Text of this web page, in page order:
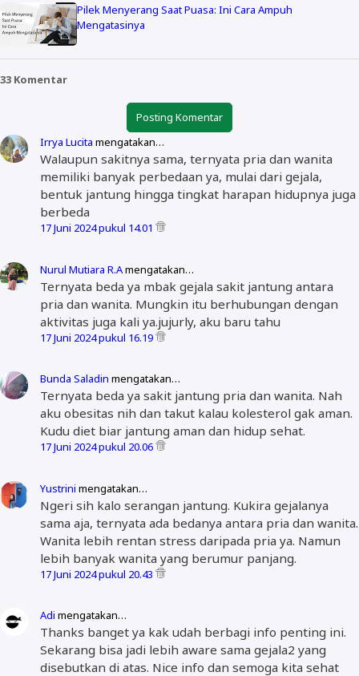
Pilek Menyerang Saat Puasa: Ini Cara Ampuh
Mengatasinya
33 Komentar
Posting Komentar
Irrya Lucita mengatakan…
Walaupun sakitnya sama, ternyata pria dan wanita
memiliki banyak perbedaan ya, mulai dari gejala,
bentuk jantung hingga tingkat harapan hidupnya juga
berbeda
17 Juni 2024 pukul 14.01
Nurul Mutiara R.Amengatakan…
Ternyata beda ya mbak gejala sakit jantung antara
pria dan wanita. Mungkin itu berhubungan dengan
aktivitas juga kali ya.jujurly, aku baru tahu
17 Juni 2024 pukul 16.19
Bunda Saladin mengatakan…
Ternyata beda ya sakit jantung pria dan wanita. Nah
aku obesitas nih dan takut kalau kolesterol gak aman.
Kudu diet biar jantung aman dan hidup sehat.
17 Juni 2024 pukul 20.06
Yustrini mengatakan…
Ngeri sih kalo serangan jantung. Kukira gejalanya
sama aja, ternyata ada bedanya antara pria dan wanita.
Wanita lebih rentan stress daripada pria ya. Namun
lebih banyak wanita yang berumur panjang.
17 Juni 2024 pukul 20.43
Adi mengatakan…
Thanks banget ya kak udah berbagi info penting ini.
Sekarang bisa jadi lebih aware sama gejala2 yang
disebutkan di atas. Nice info dan semoga kita sehat